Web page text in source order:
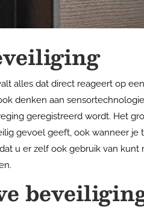
alles dat direct reageert op
denken aan
geregistreerd wordt. Het
gevoel geeft, ook wanneer je
u er zelf ook gebruik van kunt